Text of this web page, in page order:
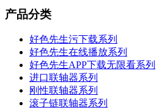
产品分类
好色先生污下载系列
好色先生在线播放系列
好色先生APP下载无限看系列
进口联轴器系列
刚性联轴器系列
滚子链联轴器系列